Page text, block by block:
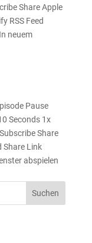
Share Apple
RSS Feed
neuem
Pause
Seconds 1x
Share
Share Link
abspielen